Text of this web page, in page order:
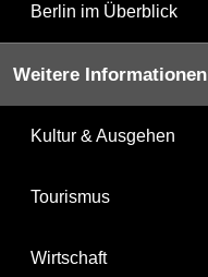
Berlin im Überblick
Weitere Informationen
Kultur & Ausgehen
Tourismus
Wirtschaft